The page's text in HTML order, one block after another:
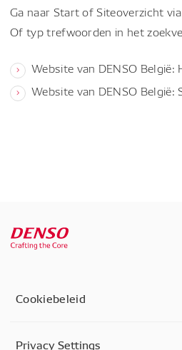
Ga naar Start of Siteoverzicht
Of typ trefwoorden in het
Website van DENSO België:
Website van DENSO België:
Cookiebeleid
Privacy Settings